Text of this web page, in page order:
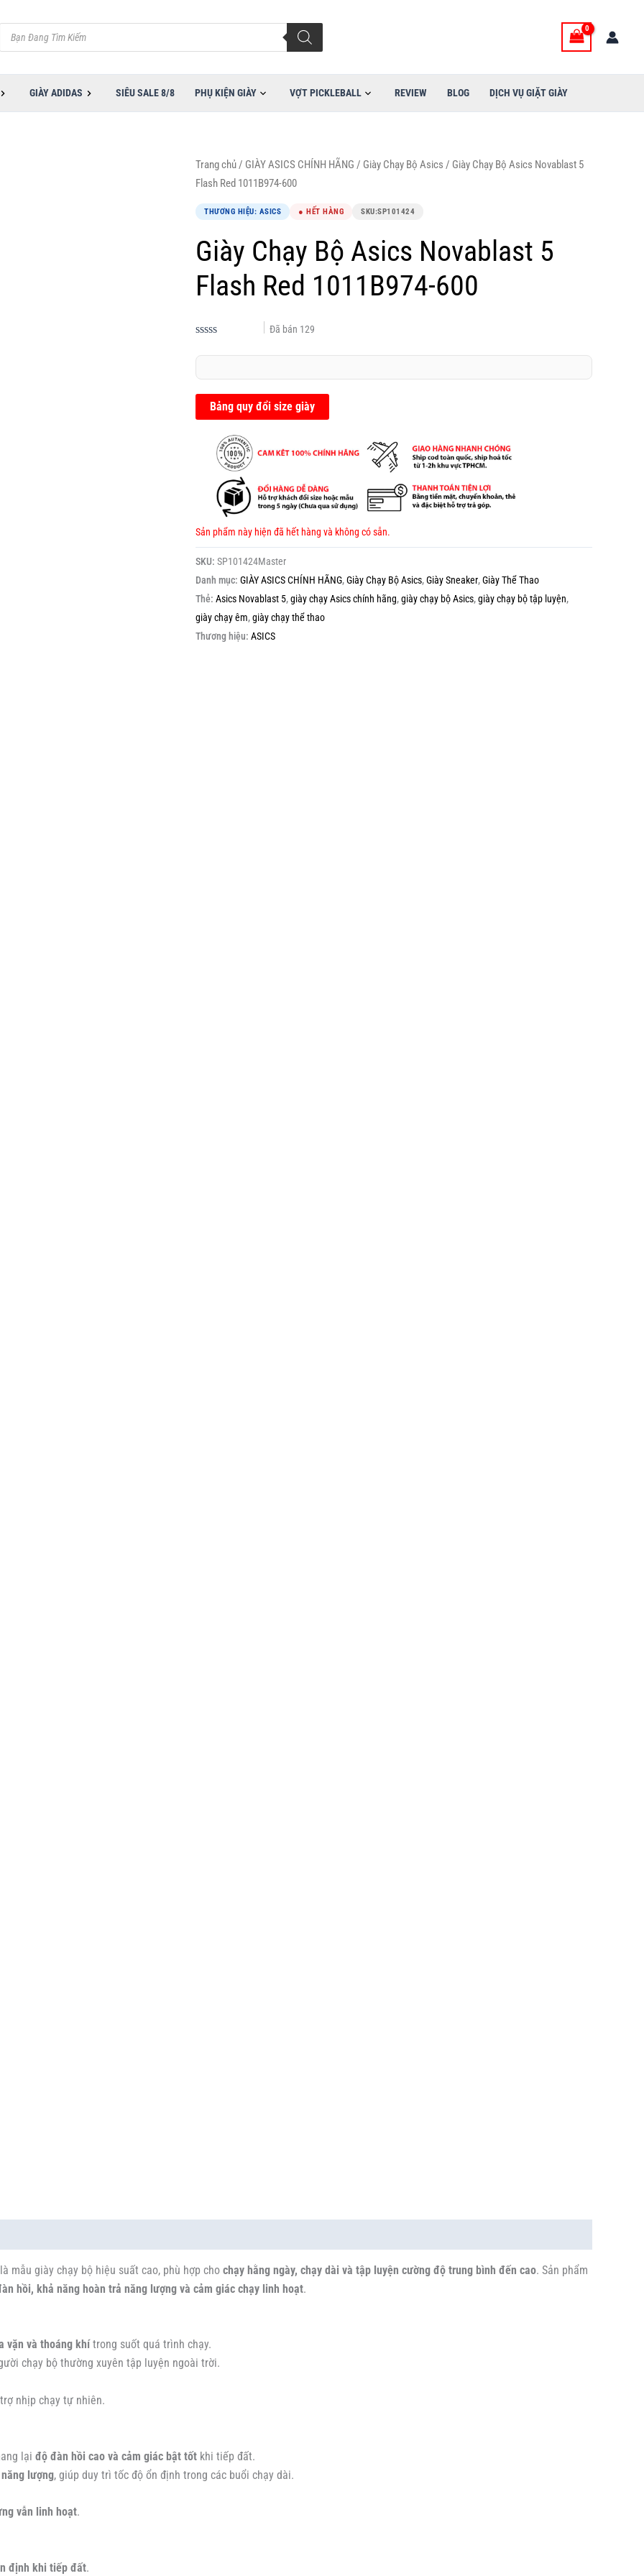
Tìm
kiếm
sản
GIÀY ADIDAS SIÊU SALE 8/8 PHỤ KIỆN GIÀY VỢT PICKLEBALL REVIEW BLOG DỊCH VỤ GIẶT GIÀY
Trang chủ/ GIÀY ASICS CHÍNH HÃNG / Giày Chạy Bộ Asics / Giày Chạy Bộ Asics Novablast 5
Flash Red 1011B974-600
THƯƠNG HIỆU: ASICS ● HẾT HÀNG SKU:SP101424
Giày Chạy Bộ Asics Novablast 5
Flash Red 1011B974-600
xếp
0.0
5
Đã bán 129
Bảng quy đổi size giày
Sản phẩm này hiện đã hết hàng và không có sẵn.
SKU: SP101424Master
Danh mục: GIÀY ASICS CHÍNH HÃNG,Giày Chạy Bộ Asics,Giày Sneaker,Giày Thể Thao
Thẻ: Asics Novablast 5,giày chạy Asics chính hãng,giày chạy bộ Asics,giày chạy bộ tập luyện,
giày chạy êm,giày chạy thể thao
Thương hiệu: ASICS
là mẫu giày chạy bộ hiệu suất cao, phù hợp cho chạy hằng ngày, chạy dài và tập luyện cường độ trung bình đến cao. Sản phẩm
hồi, khả năng hoàn trả năng lượng và cảm giác chạy linh hoạt.
vặn và thoáng khítrong suốt quá trình chạy.
chạy bộ thường xuyên tập luyện ngoài trời.
nhịp chạy tự nhiên.
lại độ đàn hồi cao và cảm giác bật tốt khi tiếp đất.
lượng, giúp duy trì tốc độ ổn định trong các buổi chạy dài.
vẫn linh hoạt.
định khi tiếp đất.